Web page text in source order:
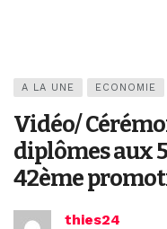
A LA UNE ECONOMIE
Vidéo/
diplômes aux
42ème
thies24